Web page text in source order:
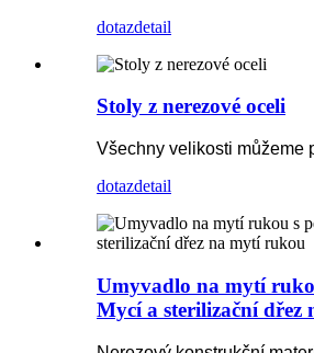
dotazdetail
Stoly z nerezové oceli
Všechny velikosti můžeme
dotazdetail
Umyvadlo na mytí
Mycí a sterilizační dřez